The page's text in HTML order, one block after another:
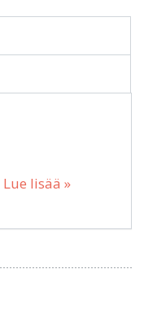
Lue lisää »